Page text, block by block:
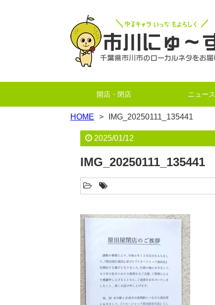
開店・閉店 ニュース
HOME IMG_20250111_135441
2025/01/12
IMG_20250111_135441